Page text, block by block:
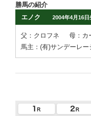
勝馬の紹介
エノク
2004年4月16日
父：クロフネ
母：カ
馬主：(有)サンデーレー